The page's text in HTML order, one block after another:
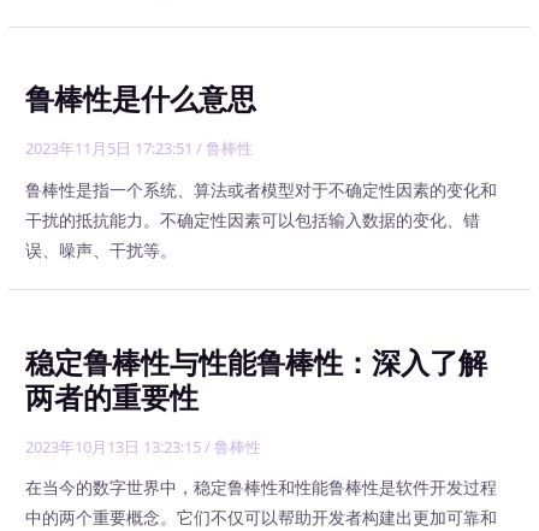
鲁棒性是什么意思
2023年11月5日 17:23:51 /鲁棒性
鲁棒性是指一个系统、算法或者模型对于不确定性因素的变化和
干扰的抵抗能力。不确定性因素可以包括输入数据的变化、错
误、噪声、干扰等。
稳定鲁棒性与性能鲁棒性：深入了解
两者的重要性
2023年10月13日 13:23:15/鲁棒性
在当今的数字世界中，稳定鲁棒性和性能鲁棒性是软件开发过程
中的两个重要概念。它们不仅可以帮助开发者构建出更加可靠和